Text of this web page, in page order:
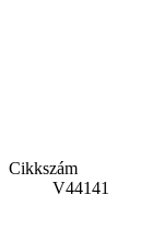
Cikkszám
V44141